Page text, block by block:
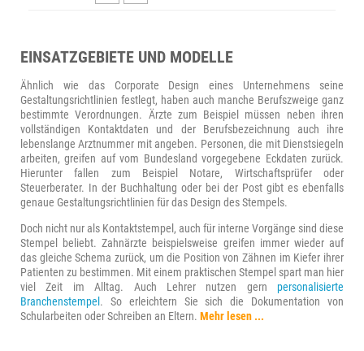
EINSATZGEBIETE UND MODELLE
Ähnlich wie das Corporate Design eines Unternehmens seine
Gestaltungsrichtlinien festlegt, haben auch manche Berufszweige ganz
bestimmte Verordnungen. Ärzte zum Beispiel müssen neben ihren
vollständigen Kontaktdaten und der Berufsbezeichnung auch ihre
lebenslange Arztnummer mit angeben. Personen, die mit Dienstsiegeln
arbeiten, greifen auf vom Bundesland vorgegebene Eckdaten zurück.
Hierunter fallen zum Beispiel Notare, Wirtschaftsprüfer oder
Steuerberater. In der Buchhaltung oder bei der Post gibt es ebenfalls
genaue Gestaltungsrichtlinien für das Design des Stempels.
Doch nicht nur als Kontaktstempel, auch für interne Vorgänge sind diese
Stempel beliebt. Zahnärzte beispielsweise greifen immer wieder auf
das gleiche Schema zurück, um die Position von Zähnen im Kiefer ihrer
Patienten zu bestimmen. Mit einem praktischen Stempel spart man hier
viel Zeit im Alltag. Auch Lehrer nutzen gern personalisierte
Branchenstempel. So erleichtern Sie sich die Dokumentation von
Schularbeiten oder Schreiben an Eltern. Mehr lesen ...